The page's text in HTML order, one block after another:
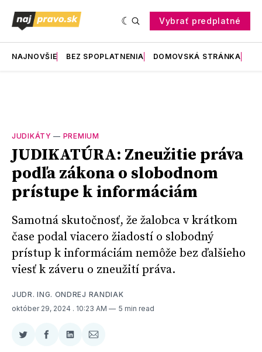
Vybrať predplatné
NAJNOVŠIE BEZ SPOPLATNENIA DOMOVSKÁ STRÁNKA
JUDIKÁTY — PREMIUM
JUDIKATÚRA: Zneužitie práva
podľa zákona o slobodnom
prístupe k informáciám
Samotná skutočnosť, že žalobca v krátkom
čase podal viacero žiadostí o slobodný
prístup k informáciám nemôže bez ďalšieho
viesť k záveru o zneužití práva.
JUDR. ING. ONDREJ RANDIAK
október 29, 2024 . 10:23 AM 5 min read
ZdieľaťZdieľaťZdieľaťZdieľať